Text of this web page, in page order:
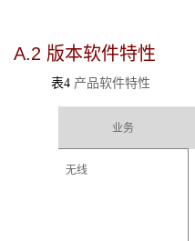
A.2 版本软件特性
表4 产品软件特性
业务
无线